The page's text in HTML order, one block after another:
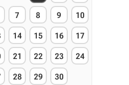
7 8 9 10
14 15 16 17
21 22 23 24
28 29 30